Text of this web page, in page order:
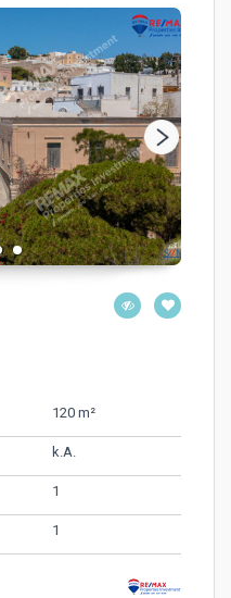
120 m²
k.A.
1
1